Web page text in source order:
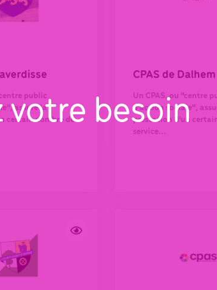
public
assure la
certain nombre de
CPAS de Dalhem
Un CPAS, ou "centre
d'action sociale",
prestation d'un
service...
votre besoin